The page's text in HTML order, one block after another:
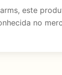
este
no